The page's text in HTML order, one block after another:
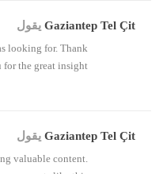
Gaziantep Tel Çit يقول
looking for. Thank
for the great insight!
Gaziantep Tel Çit يقول
valuable content.